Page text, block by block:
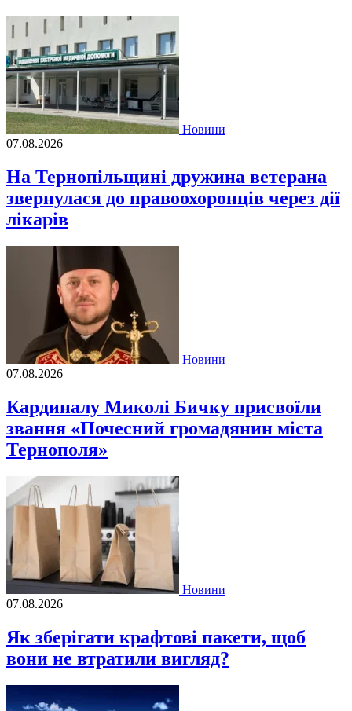
Новини
07.08.2026
На Тернопільщині дружина ветерана
звернулася до правоохоронців через дії
лікарів
Новини
07.08.2026
Кардиналу Миколі Бичку присвоїли
звання «Почесний громадянин міста
Тернополя»
Новини
07.08.2026
Як зберігати крафтові пакети, щоб
вони не втратили вигляд?